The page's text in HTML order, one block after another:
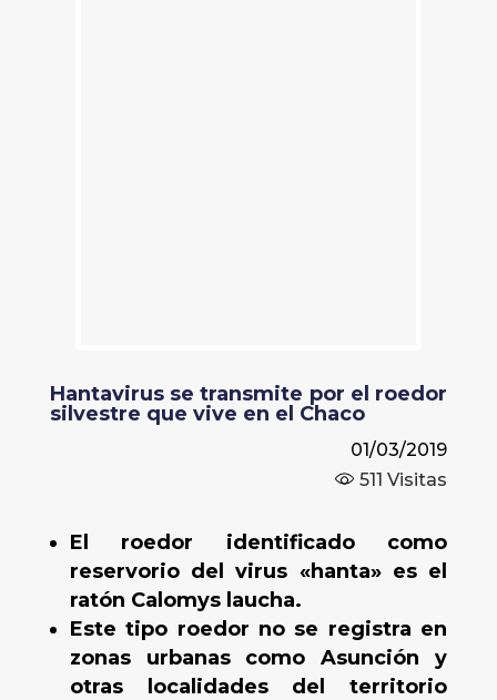
Hantavirus se transmite por el roedor
silvestre que vive en el Chaco
01/03/2019
511 Visitas
El roedor identificado como
reservorio del virus «hanta» es el
ratón Calomys laucha.
Este tipo roedor no se registra en
zonas urbanas como Asunción y
otras localidades del territorio